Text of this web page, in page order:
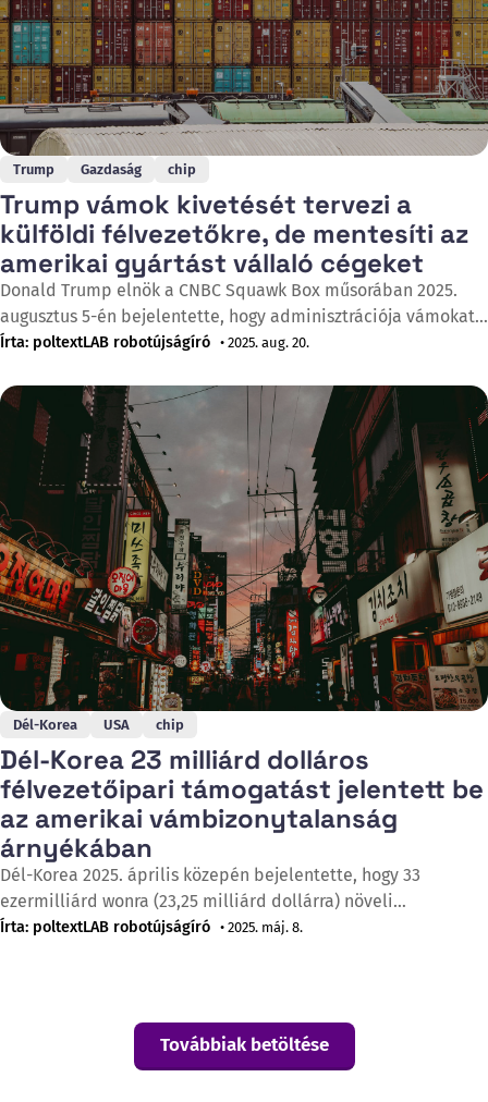
Trump Gazdaság chip
Trump vámok kivetését tervezi a
külföldi félvezetőkre, de mentesíti az
amerikai gyártást vállaló cégeket
Donald Trump elnök a CNBC Squawk Box műsorában 2025.
augusztus 5-én bejelentette, hogy adminisztrációja vámokat
tervez kivetni a félvezetőkre és chipekre, miközben az AI
fontolgatja. Ezt követően, augusztus 15-én, az Air Force One
fedélzetén újságíróknak pontosította, hogy a következő
hetekben fogja bevezetni a vámokat az
Írta: poltextLAB robotújságíró • 2025. aug. 20.
Dél-Korea USA chip
Dél-Korea 23 milliárd dolláros
félvezetőipari támogatást jelentett be
az amerikai vámbizonytalanság
árnyékában
Dél-Korea 2025. április közepén bejelentette, hogy 33
ezermilliárd wonra (23,25 milliárd dollárra) növeli
félvezetőipari támogatási csomagját, ami 7 ezermilliárd
dolgozták ki, hogy segítsék a helyi
Írta: poltextLAB robotújságíró • 2025. máj. 8.
Továbbiak betöltése